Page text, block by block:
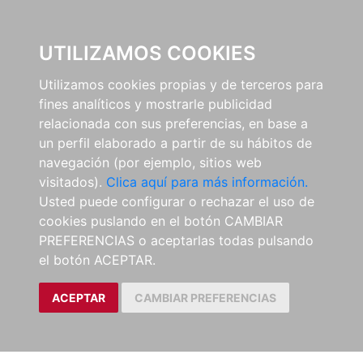
UTILIZAMOS COOKIES
Utilizamos cookies propias y de terceros para
fines analíticos y mostrarle publicidad
relacionada con sus preferencias, en base a
un perfil elaborado a partir de su hábitos de
navegación (por ejemplo, sitios web
visitados). Clica aquí para más información.
Usted puede configurar o rechazar el uso de
cookies puslando en el botón CAMBIAR
PREFERENCIAS o aceptarlas todas pulsando
el botón ACEPTAR.
ACEPTAR CAMBIAR PREFERENCIAS